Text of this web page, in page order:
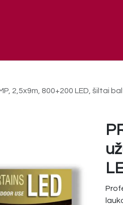
2,5x9m, 800+200 LED, šiltai